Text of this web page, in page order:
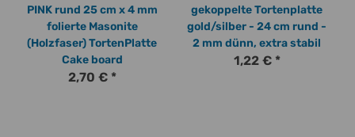
PINK rund 25 cm x 4 mm
folierte Masonite
(Holzfaser) TortenPlatte
Cake board
2,70 € *
gekoppelte Tortenplatte
gold/silber - 24 cm rund -
2 mm dünn, extra stabil
1,22 € *